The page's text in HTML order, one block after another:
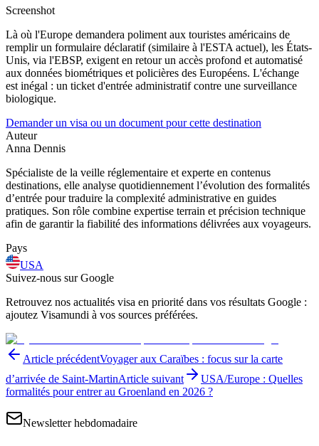
Screenshot
Là où l'Europe demandera poliment aux touristes américains de
remplir un formulaire déclaratif (similaire à l'ESTA actuel), les États-
Unis, via l'EBSP, exigent en retour un accès profond et automatisé
aux données biométriques et policières des Européens. L'échange
est inégal : un ticket d'entrée administratif contre une surveillance
biologique.
Demander un visa ou un document pour cette destination
Auteur
Anna Dennis
Spécialiste de la veille réglementaire et experte en contenus
destinations, elle analyse quotidiennement l’évolution des formalités
d’entrée pour traduire la complexité administrative en guides
pratiques. Son rôle combine expertise terrain et précision technique
afin de garantir la fiabilité des informations délivrées aux voyageurs.
Pays
USA
Suivez-nous sur Google
Retrouvez nos actualités visa en priorité dans vos résultats Google :
ajoutez Visamundi à vos sources préférées.
Article précédentVoyager aux Caraïbes : focus sur la carte
d’arrivée de Saint-MartinArticle suivant
USA/Europe : Quelles
formalités pour entrer au Groenland en 2026 ?
Newsletter hebdomadaire